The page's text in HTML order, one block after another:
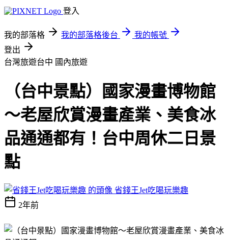
登入
我的部落格 我的部落格後台
我的帳號
登出
台灣旅遊台中 國內旅遊
（台中景點）國家漫畫博物館
～老屋欣賞漫畫產業、美食冰
品通通都有！台中周休二日景
點
省錢王Jet吃喝玩樂趣
2年前